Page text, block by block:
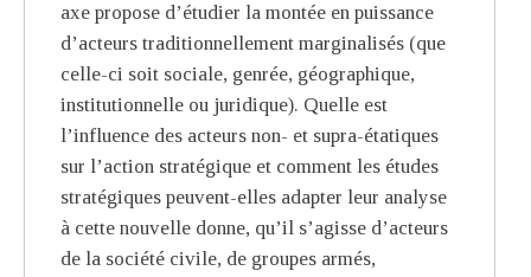
axe propose d’étudier la montée en puissance
d’acteurs traditionnellement marginalisés (que
celle-ci soit sociale, genrée, géographique,
institutionnelle ou juridique). Quelle est
l’influence des acteurs non- et supra-étatiques
sur l’action stratégique et comment les études
stratégiques peuvent-elles adapter leur analyse
à cette nouvelle donne, qu’il s’agisse d’acteurs
de la société civile, de groupes armés,